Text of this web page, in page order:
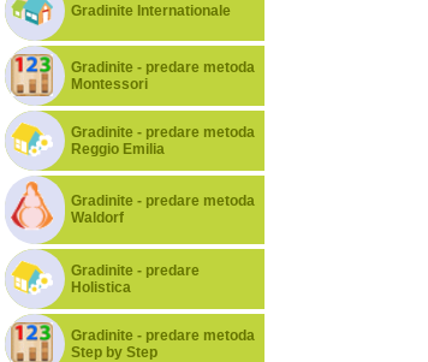
Gradinite Internationale
Gradinite - predare metoda
Montessori
Gradinite - predare metoda
Reggio Emilia
Gradinite - predare metoda
Waldorf
Gradinite - predare
Holistica
Gradinite - predare metoda
Step by Step